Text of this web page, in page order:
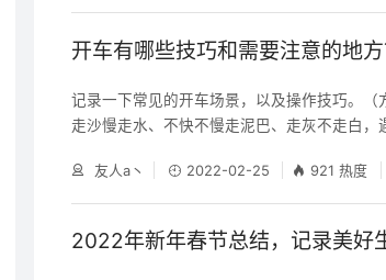
标准滑坡 规则是不具有选择性遵守的。
开车有哪些技巧和需要注意的地
记录一下常见的开车场景，以及操作技巧。（
走沙慢走水、不快不慢走泥巴、走灰不走白，
窗中间和障碍物对齐时打满方向盘即可 车身距
柱和障碍物对齐时打满方向盘即可 侧方位出
向盘打满可安全出库 倒车入库的常用技巧： 直
友人a丶 2022-02-25 921 热度
2022年新年春节总结，记录美好